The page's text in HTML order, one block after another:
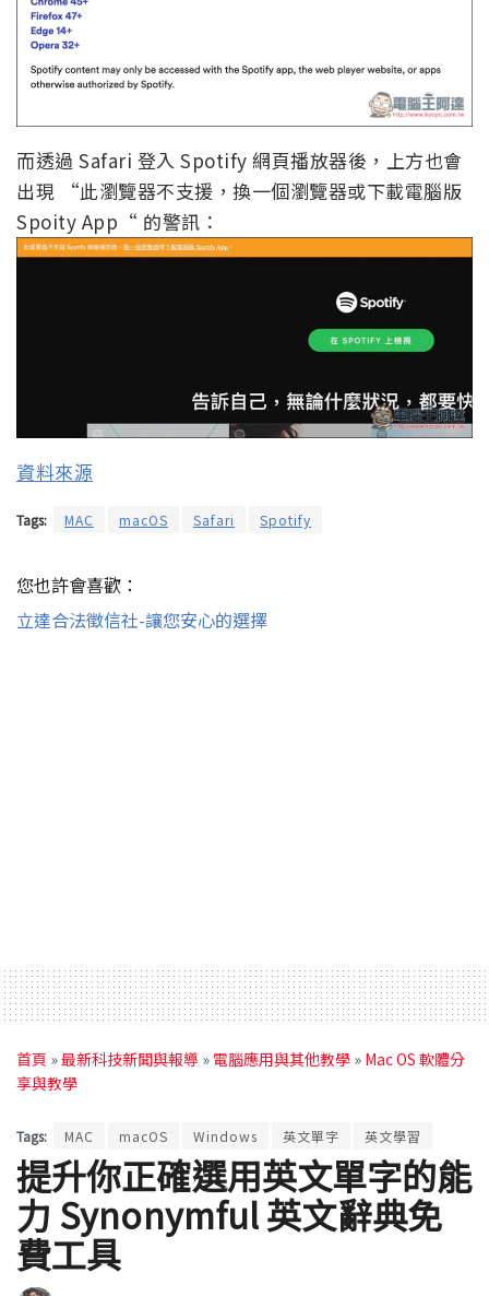
而透過 Safari 登入 Spotify 網頁播放器後，上方也會
出現 “此瀏覽器不支援，換一個瀏覽器或下載電腦版
Spoity App“ 的警訊：
資料來源
Tags: MAC macOS Safari Spotify
您也許會喜歡：
立達合法徵信社-讓您安心的選擇
首頁 »最新科技新聞與報導 » 電腦應用與其他教學 » Mac OS 軟體分
享與教學
Tags: MAC macOS Windows 英文單字 英文學習
提升你正確選用英文單字的能
力 Synonymful 英文辭典免
費工具